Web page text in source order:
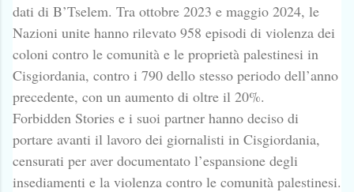
dati di B’Tselem. Tra ottobre 2023 e maggio 2024, le
Nazioni unite hanno rilevato 958 episodi di violenza dei
coloni contro le comunità e le proprietà palestinesi in
Cisgiordania, contro i 790 dello stesso periodo dell’anno
precedente, con un aumento di oltre il 20%.
Forbidden Stories e i suoi partner hanno deciso di
portare avanti il lavoro dei giornalisti in Cisgiordania,
censurati per aver documentato l’espansione degli
insediamenti e la violenza contro le comunità palestinesi.